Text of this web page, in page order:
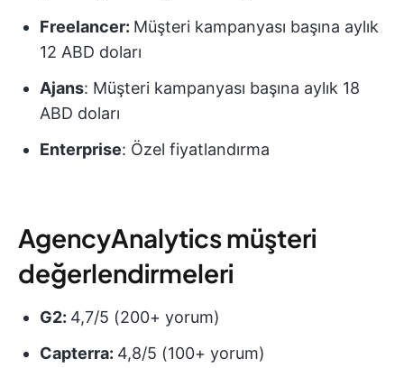
Freelancer: Müşteri kampanyası başına aylık
12 ABD doları
Ajans: Müşteri kampanyası başına aylık 18
ABD doları
Enterprise: Özel fiyatlandırma
AgencyAnalytics müşteri
değerlendirmeleri
G2: 4,7/5 (200+ yorum)
Capterra: 4,8/5 (100+ yorum)